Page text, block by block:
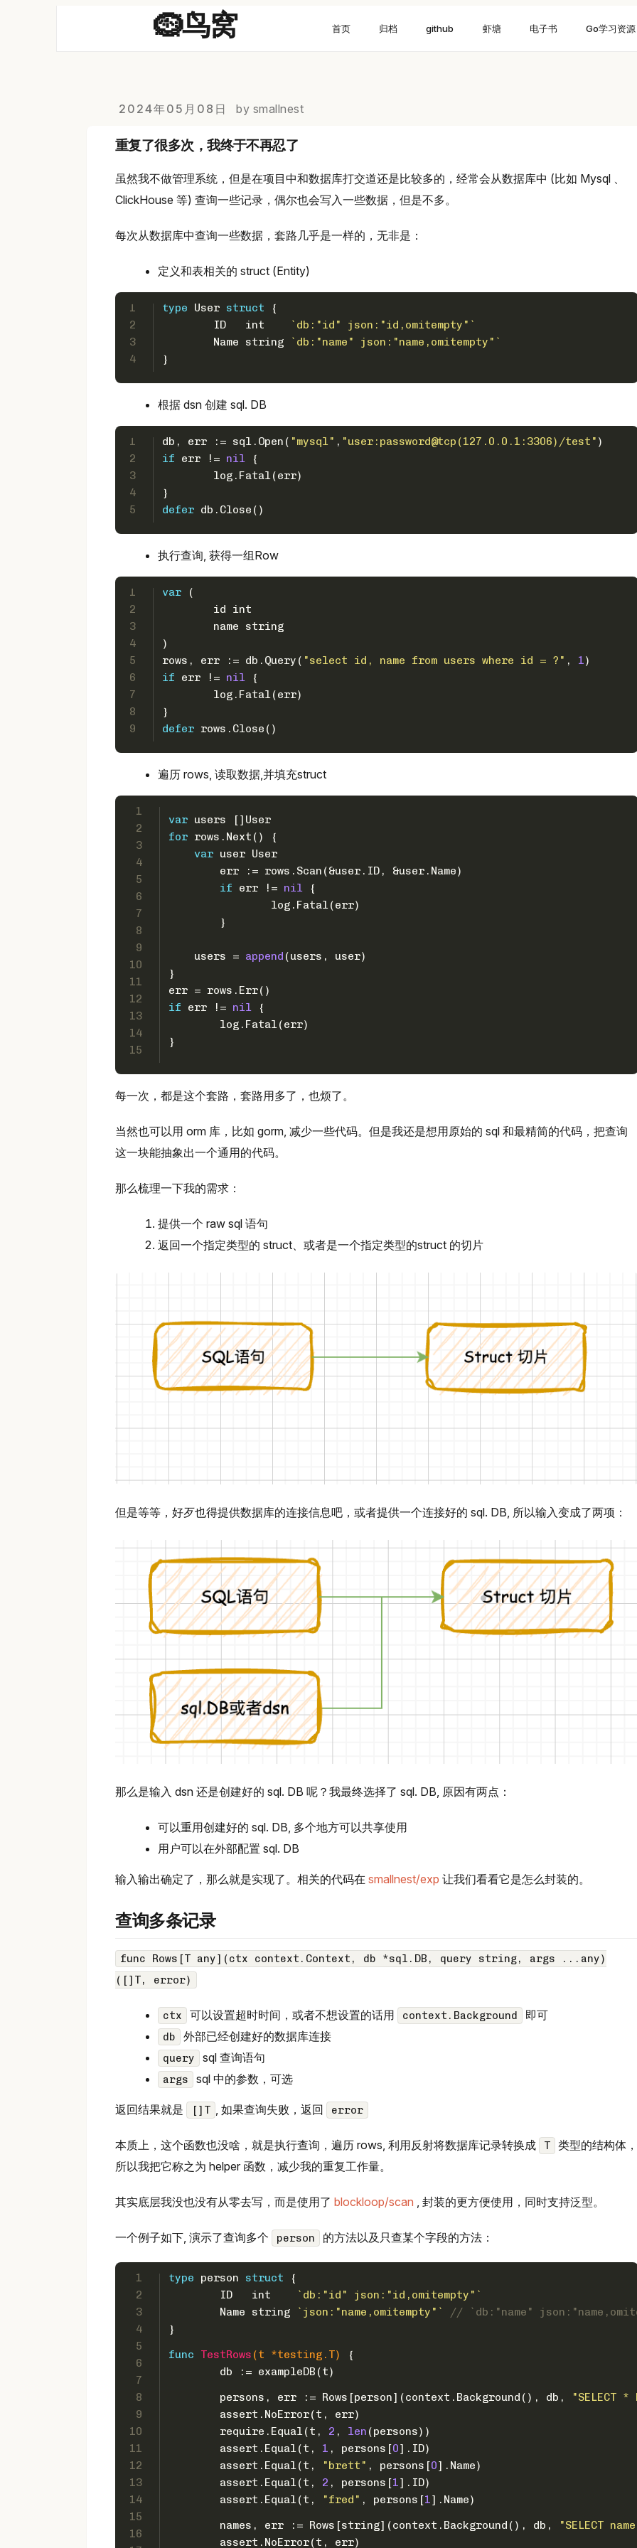
🪹鸟窝 首页 归档 github 虾塘 电子书 Go学习资源
2024年05月08日 by smallnest
重复了很多次，我终于不再忍了
虽然我不做管理系统，但是在项目中和数据库打交道还是比较多的，经常会从数据库中 (比如 Mysql 、
ClickHouse 等) 查询一些记录，偶尔也会写入一些数据，但是不多。
每次从数据库中查询一些数据，套路几乎是一样的，无非是：
定义和表相关的 struct (Entity)
1
2
3
4
type User struct {
	ID
int
`db:"id" json:"id,omitempty"`
	Name
string
`db:"name" json:"name,omitempty"`
}
根据 dsn 创建 sql. DB
1
2
3
4
5
db, err := sql.Open( "mysql" , "user:password@tcp(127.0.0.1:3306)/test" )
if err != nil {
	log.Fatal(err)
}
defer db.Close()
执行查询, 获得一组Row
1
2
3
4
5
6
7
8
9
var (
	id
int
	name
string
)
rows, err := db.Query( "select id, name from users where id = ?" , 1)
if err != nil {
	log.Fatal(err)
}
defer rows.Close()
遍历 rows, 读取数据,并填充struct
1
2
3
4
5
6
7
8
9
10
11
12
13
14
15
var users []User
for rows.Next() {
var user User
	err := rows.Scan(&user.ID, &user.Name)
if err != nil {
		log.Fatal(err)
	}
    users =
append (users, user)
}
err = rows.Err()
if err != nil {
	log.Fatal(err)
}
每一次，都是这个套路，套路用多了，也烦了。
当然也可以用 orm 库，比如 gorm, 减少一些代码。但是我还是想用原始的 sql 和最精简的代码，把查询
这一块能抽象出一个通用的代码。
那么梳理一下我的需求：
提供一个 raw sql 语句
返回一个指定类型的 struct、或者是一个指定类型的struct 的切片
但是等等，好歹也得提供数据库的连接信息吧，或者提供一个连接好的 sql. DB, 所以输入变成了两项：
那么是输入 dsn 还是创建好的 sql. DB 呢？我最终选择了 sql. DB, 原因有两点：
可以重用创建好的 sql. DB, 多个地方可以共享使用
用户可以在外部配置 sql. DB
输入输出确定了，那么就是实现了。相关的代码在 smallnest/exp 让我们看看它是怎么封装的。
查询多条记录
func Rows[T any](ctx context.Context, db *sql.DB, query string, args ...any)
([]T, error)
ctx 可以设置超时时间，或者不想设置的话用 context.Background 即可
db 外部已经创建好的数据库连接
query sql 查询语句
args sql 中的参数，可选
返回结果就是 []T , 如果查询失败，返回 error
本质上，这个函数也没啥，就是执行查询，遍历 rows, 利用反射将数据库记录转换成 T
类型的结构体，
所以我把它称之为 helper 函数，减少我的重复工作量。
其实底层我没也没有从零去写，而是使用了 blockloop/scan , 封装的更方便使用，同时支持泛型。
一个例子如下, 演示了查询多个 person 的方法以及只查某个字段的方法：
1
2
3
4
5
6
7
8
9
10
11
12
13
14
15
16
type person struct {
	ID
int
`db:"id" json:"id,omitempty"`
	Name
string `json:"name,omitempty"`
// `db:"name"
}
func
TestRows (t *testing.T)
{
	db := exampleDB(t)
	persons, err := Rows[person](context.Background(), db,
"SELECT
	assert.NoError(t, err)
	require.Equal(t,
2 , len (persons))
	assert.Equal(t,
1 , persons[0].ID)
	assert.Equal(t,
"brett" , persons[0].Name)
	assert.Equal(t,
2 , persons[1].ID)
	assert.Equal(t,
"fred" , persons[1].Name)
	names, err := Rows[
string](context.Background(), db,
"SELECT
	assert.NoError(t, err)